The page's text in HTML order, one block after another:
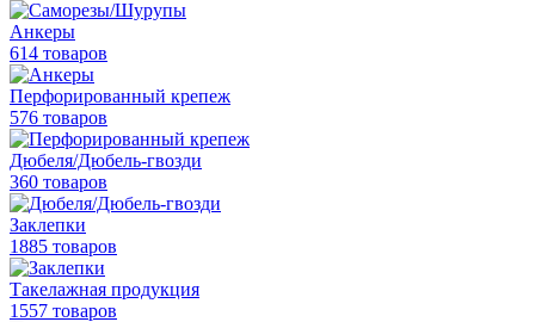
Анкеры
614 товаров
Перфорированный крепеж
576 товаров
Дюбеля/Дюбель-гвозди
360 товаров
Заклепки
1885 товаров
Такелажная продукция
1557 товаров